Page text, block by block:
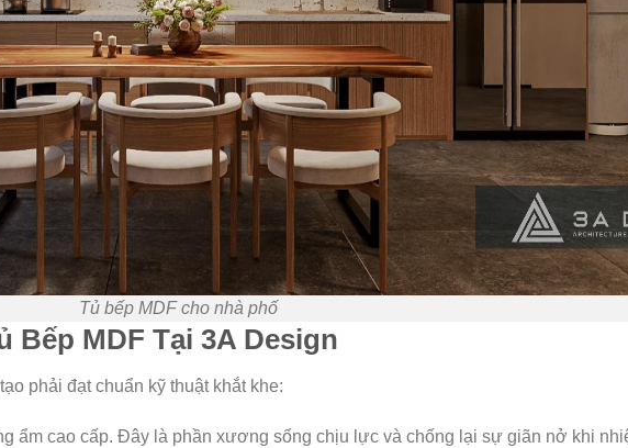
Tủ bếp MDF cho nhà phố
Bếp MDF Tại 3A Design
phải đạt chuẩn kỹ thuật khắt khe:
ẩm cao cấp. Đây là phần xương sống chịu lực và chống lại sự giãn nở khi